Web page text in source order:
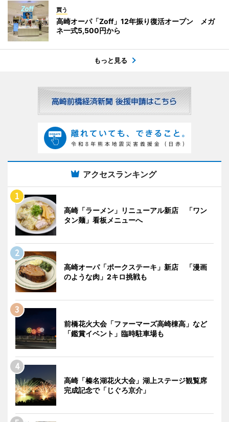
買う
高崎オーパ「Zoff」12年振り復活オープン メガ
ネ一式5,500円から
もっと見る
アクセスランキング
高崎「ラーメン」リニューアル新店 「ワン
タン麺」看板メニューへ
高崎オーパ「ポークステーキ」新店 「漫画
のような肉」2キロ挑戦も
前橋花火大会「ファーマーズ高崎棟高」など
「鑑賞イベント」臨時駐車場も
高崎「榛名湖花火大会」湖上ステージ観覧席
完成記念で「じぐろ京介」